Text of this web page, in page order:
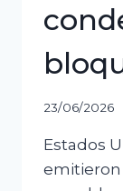
23/06/2026
Estados
emitieron